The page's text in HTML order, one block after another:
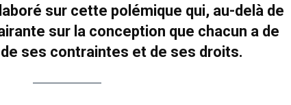
sur cette polémique qui, au-delà de
sur la conception que chacun a de
de ses contraintes et de ses droits.